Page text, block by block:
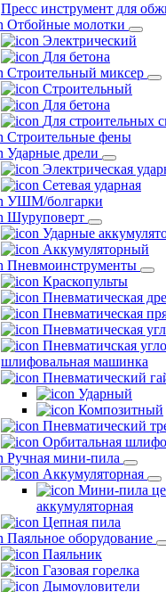
Пресс инструмент для
Отбойные молотки
Электрический
Для бетона
Строительный миксер
Строительный
Для бетона
Для строительных
Строительные фены
Ударные дрели
Электрическая
Сетевая ударная
УШМ/болгарки
Шуруповерт
Ударные
Аккумуляторный
Пневмоинструменты
Краскопульты
Пневматическая
Пневматическая
Пневматическая
Пневматичская
шлифовальная машинка
Пневматический
Ударный
Композитный
Пневматический
Орбитальная
Ручная мини-пила
Аккумуляторная
Мини-пила
аккумуляторная
Цепная пила
Паяльное оборудование
Паяльник
Газовая горелка
Дымоуловители